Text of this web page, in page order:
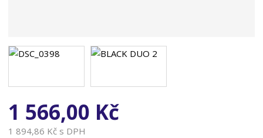
1 566,00 Kč
1 894,86 Kč s DPH